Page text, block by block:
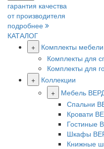
гарантия качества
от производителя
подробнее
КАТАЛОГ
+
Комплекты мебели
Комплекты для
Комплекты для
+
Коллекции
+
Мебель
Спальни
Кровати
Гостиные
Шкафы
Книжные